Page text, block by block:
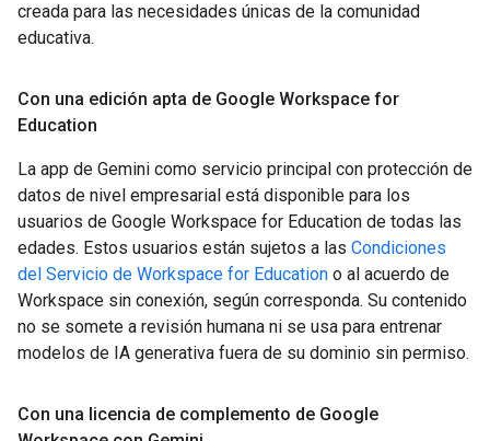
creada para las necesidades únicas de la comunidad
educativa.
Con una edición apta de Google Workspace for
Education
La app de Gemini como servicio principal con protección de
datos de nivel empresarial está disponible para los
usuarios de Google Workspace for Education de todas las
edades. Estos usuarios están sujetos a las Condiciones
del Servicio de Workspace for Education o al acuerdo de
Workspace sin conexión, según corresponda. Su contenido
no se somete a revisión humana ni se usa para entrenar
modelos de IA generativa fuera de su dominio sin permiso.
Con una licencia de complemento de Google